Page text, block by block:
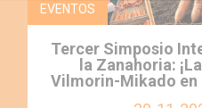
EVENTOS
Tercer Simposio
la Zanahoria:
Vilmorin-Mikado en